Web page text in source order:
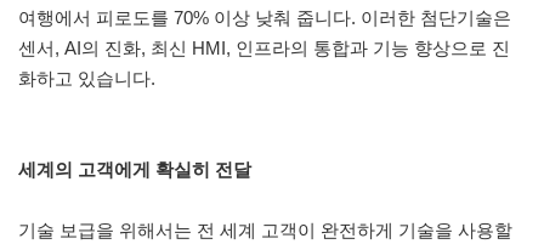
여행에서 피로도를 70% 이상 낮춰 줍니다. 이러한 첨단기술은
센서, AI의 진화, 최신 HMI, 인프라의 통합과 기능 향상으로 진
화하고 있습니다.
세계의 고객에게 확실히 전달
기술 보급을 위해서는 전 세계 고객이 완전하게 기술을 사용할